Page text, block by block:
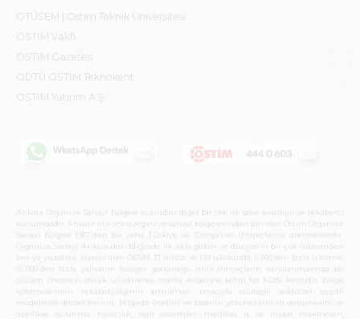
OTÜSEM | Ostim Teknik Üniversitesi
OSTİM Vakfı
OSTİM Gazetesi
ODTÜ OSTİM Teknokent
OSTİM Yatırım A.Ş.
Ankara Organize Sanayi Bölgesi açısından diğer bir çok ile göre avantajlı ve rekabetçi
konumdadır. Ankara’nın öncü organize sanayi bölgelerinden biri olan Ostim Organize
Sanayi Bölgesi 1967’den bu yana Türkiye ve Dünya’nın ihtiyaçlarını üretmektedir.
Organize Sanayi Ankara denildiğinde ilk akla gelen ve dünyanın bir çok ülkesinden
her yıl yüzlerce ziyaret alan OSTİM, 17 sektör ve 139 işkolunda, 6.500’den fazla işletme,
65.000’den fazla çalışanın faaliyet gösterdiği, milli ihtiyaçların karşılanmasında bir
çözüm merkezi olarak uluslararası marka değerine sahip bir KOBİ kentidir. Bölge
işletmelerinin rekabetçiliğinin artırılması amacıyla stratejik sektörler çeşitli
modellerle desteklenmiş, bölgede üretim ve tasarım yeteneklerinin gelişmesini ve
özellikle savunma, havacılık, raylı sistemler, medikal, iş ve inşaat makineleri,